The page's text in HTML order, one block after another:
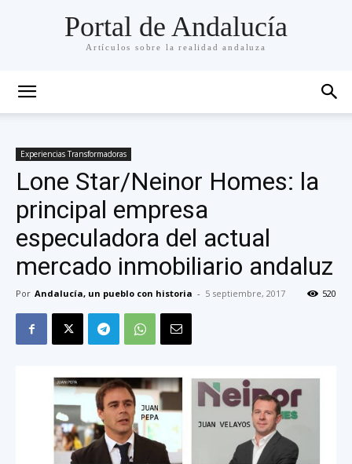
Portal de Andalucía
Artículos sobre la realidad andaluza
Experiencias Transformadoras
Lone Star/Neinor Homes: la
principal empresa
especuladora del actual
mercado inmobiliario andaluz
Por Andalucía, un pueblo con historia - 5 septiembre, 2017 520